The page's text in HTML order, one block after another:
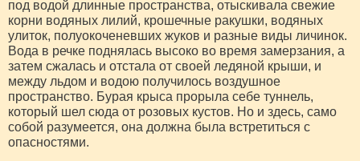
под водой длинные пространства, отыскивала свежие
корни водяных лилий, крошечные ракушки, водяных
улиток, полуокоченевших жуков и разные виды личинок.
Вода в речке поднялась высоко во время замерзания, а
затем сжалась и отстала от своей ледяной крыши, и
между льдом и водою получилось воздушное
пространство. Бурая крыса прорыла себе туннель,
который шел сюда от розовых кустов. Но и здесь, само
собой разумеется, она должна была встретиться с
опасностями.